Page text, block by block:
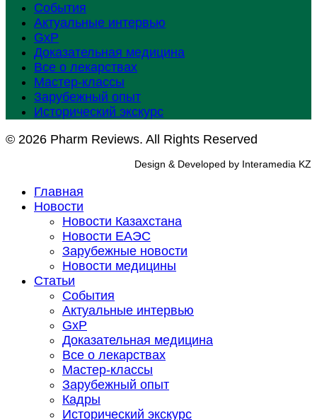
События
Актуальные интервью
GxP
Доказательная медицина
Все о лекарствах
Мастер-классы
Зарубежный опыт
Исторический экскурс
© 2026 Pharm Reviews. All Rights Reserved
Design & Developed by Interamedia KZ
Главная
Новости
Новости Казахстана
Новости ЕАЭС
Зарубежные новости
Новости медицины
Статьи
События
Актуальные интервью
GxP
Доказательная медицина
Все о лекарствах
Мастер-классы
Зарубежный опыт
Кадры
Исторический экскурс